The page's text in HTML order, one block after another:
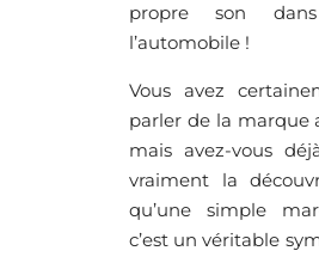
propre son
l’automobile !
Vous avez
parler de la marque
mais avez-vous
vraiment la
qu’une simple
c’est un véritable